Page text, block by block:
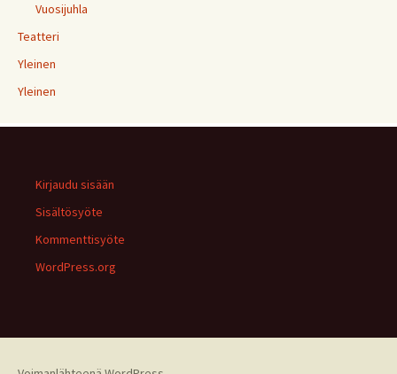
Vuosijuhla
Teatteri
Yleinen
Yleinen
Kirjaudu sisään
Sisältösyöte
Kommenttisyöte
WordPress.org